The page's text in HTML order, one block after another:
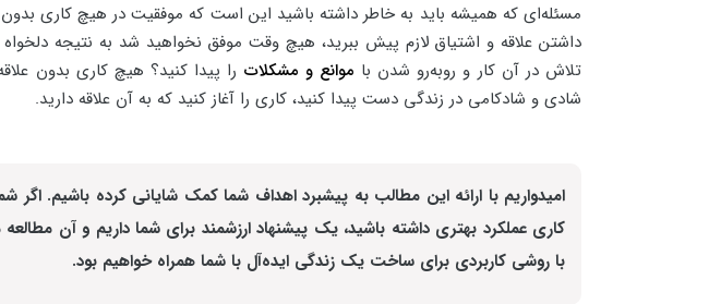
مسئله‌ای که همیشه باید به خاطر داشته باشید این است که موفقیت در هیچ کاری بدون
داشتن علاقه و اشتیاق لازم پیش ببرید، هیچ وقت موفق نخواهید شد به نتیجه
تلاش در آن کار و رو‌به‌رو شدن با موانع و مشکلات را پیدا کنید؟ هیچ کاری بدون
شادی و شادکامی در زندگی دست پیدا کنید، کاری را آغاز کنید که به آن علاقه دارید.
امیدواریم با ارائه این مطالب به پیشبرد اهداف شما کمک شایانی کرده
کاری عملکرد بهتری داشته باشید، یک پیشنهاد ارزشمند برای شما داریم و آن مطالعه
با روشی کاربردی برای ساخت یک زندگی ایده‌آل با شما همراه خواهیم بود.